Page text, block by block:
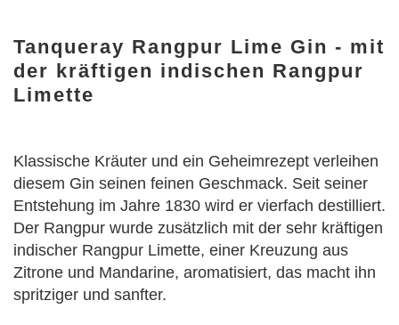
Tanqueray Rangpur Lime Gin - mit
der kräftigen indischen Rangpur
Limette
Klassische Kräuter und ein Geheimrezept verleihen
diesem Gin seinen feinen Geschmack. Seit seiner
Entstehung im Jahre 1830 wird er vierfach destilliert.
Der Rangpur wurde zusätzlich mit der sehr kräftigen
indischer Rangpur Limette, einer Kreuzung aus
Zitrone und Mandarine, aromatisiert, das macht ihn
spritziger und sanfter.